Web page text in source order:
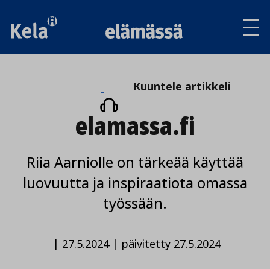
Kuuntele
artikkeli
Kuuntele artikkeli
elamassa.fi
Riia Aarniolle on tärkeää käyttää
luovuutta ja inspiraatiota omassa
työssään.
| 27.5.2024| päivitetty 27.5.2024